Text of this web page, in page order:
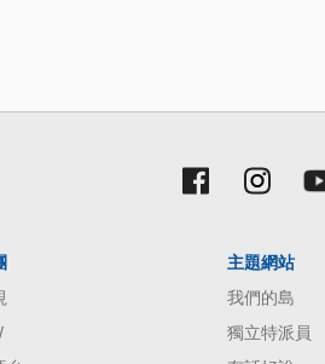
主題網站
我們的島
獨立特派員